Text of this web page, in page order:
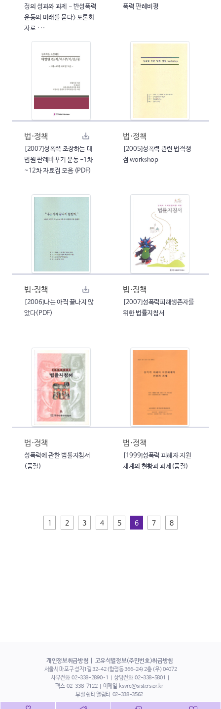
정의 성과와 과제 - 반성폭력
운동의 미래를 묻다> 토론회
자료 ···
폭력 판례비평
법·정책
[2007]성폭력 조장하는 대
법원 판례바꾸기 운동 -1차
~12차 자료집 모음 (PDF)
법·정책
[2005]성폭력 관련 법적쟁
점 workshop
법·정책
[2006]나는 아직 끝나지 않
았다(PDF)
법·정책
[2007]성폭력피해생존자를
위한 법률지침서
법·정책
성폭력에 관한 법률지침서
(품절)
법·정책
[1999]성폭력 피해자 지원
체계의 현황과 과제(품절)
1 2 3 4 5 6 7 8
개인정보취급방침 고유식별정보(주민번호)취급방침
서울시 마포구 성지1길 32-42 (합정동 366-24) 2층 (우) 04072
사무전화 02-338-2890~1 상담전화 02-338-5801
팩스 02-338-7122 이메일 ksvrc@sisters.or.kr
부설 쉼터 열림터 02-338-3562